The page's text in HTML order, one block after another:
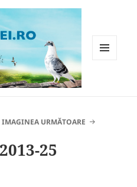
IMAGINEA URMĂTOARE
25